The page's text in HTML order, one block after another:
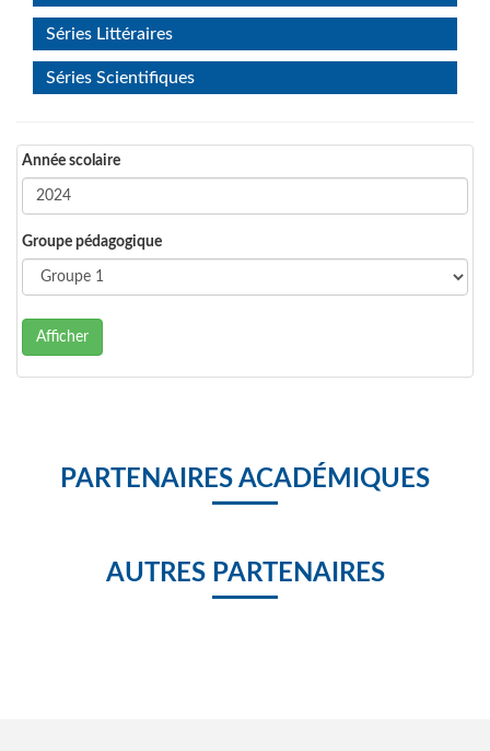
Séries Littéraires
Séries Scientifiques
Année scolaire
Groupe pédagogique
Afficher
PARTENAIRES ACADÉMIQUES
AUTRES PARTENAIRES